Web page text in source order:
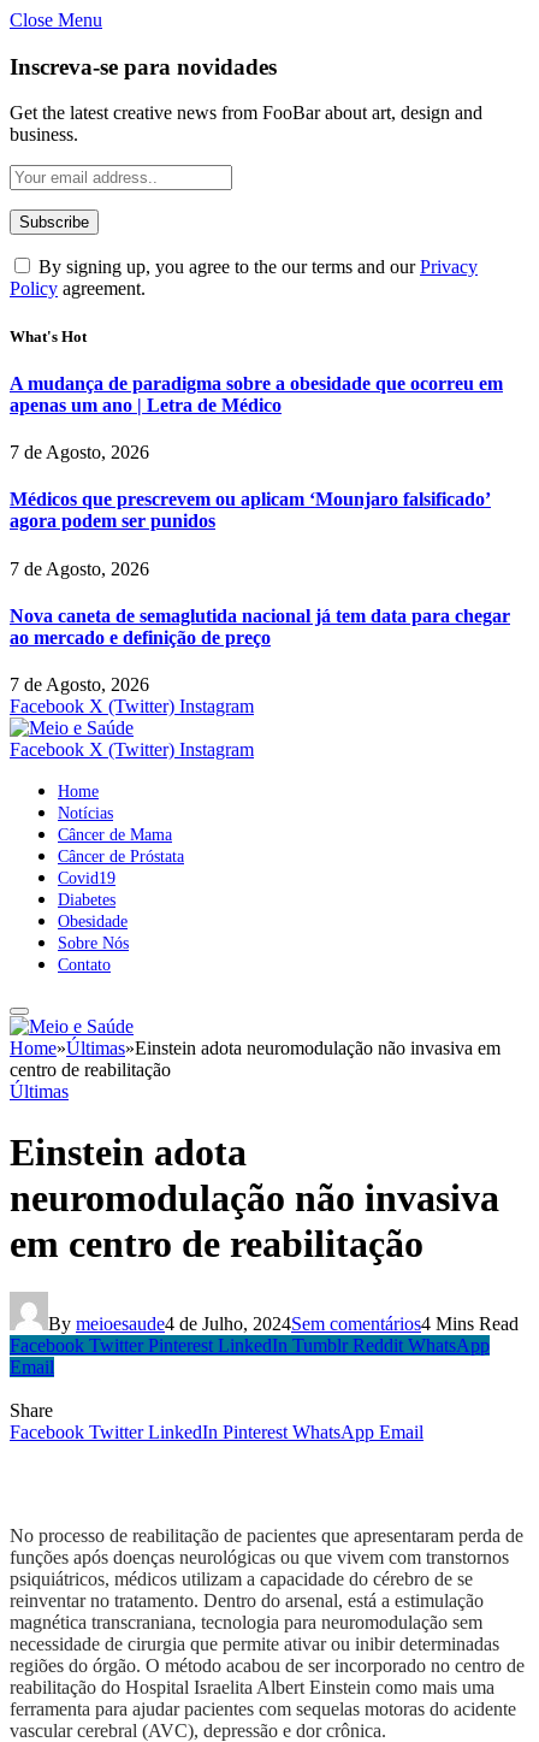
Close Menu
Inscreva-se para novidades
Get the latest creative news from FooBar about art, design and
business.
By signing up, you agree to the our terms and ourPrivacy
Policy agreement.
What's Hot
A mudança de paradigma sobre a obesidade que ocorreu em
apenas um ano | Letra de Médico
7 de Agosto, 2026
Médicos que prescrevem ou aplicam ‘Mounjaro falsificado’
agora podem ser punidos
7 de Agosto, 2026
Nova caneta de semaglutida nacional já tem data para chegar
ao mercado e definição de preço
7 de Agosto, 2026
Facebook X (Twitter) Instagram
Facebook X (Twitter) Instagram
Home
Notícias
Câncer de Mama
Câncer de Próstata
Covid19
Diabetes
Obesidade
Sobre Nós
Contato
Home»Últimas»Einstein adota neuromodulação não invasiva em
centro de reabilitação
Últimas
Einstein adota
neuromodulação não invasiva
em centro de reabilitação
By meioesaude4 de Julho, 2024Sem comentários4 Mins Read
Facebook Twitter Pinterest LinkedIn Tumblr Reddit WhatsApp
Email
Share
Facebook Twitter LinkedIn Pinterest WhatsApp Email
No processo de reabilitação de pacientes que apresentaram perda de
funções após doenças neurológicas ou que vivem com transtornos
psiquiátricos, médicos utilizam a capacidade do cérebro de se
reinventar no tratamento. Dentro do arsenal, está a estimulação
magnética transcraniana, tecnologia para neuromodulação sem
necessidade de cirurgia que permite ativar ou inibir determinadas
regiões do órgão. O método acabou de ser incorporado no centro de
reabilitação do Hospital Israelita Albert Einstein como mais uma
ferramenta para ajudar pacientes com sequelas motoras do acidente
vascular cerebral (AVC), depressão e dor crônica.